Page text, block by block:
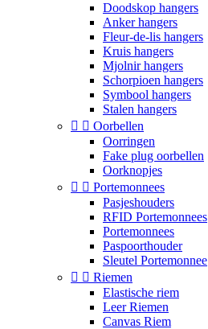
Doodskop hangers
Anker hangers
Fleur-de-lis hangers
Kruis hangers
Mjolnir hangers
Schorpioen hangers
Symbool hangers
Stalen hangers
  Oorbellen
Oorringen
Fake plug oorbellen
Oorknopjes
  Portemonnees
Pasjeshouders
RFID Portemonnees
Portemonnees
Paspoorthouder
Sleutel Portemonnee
  Riemen
Elastische riem
Leer Riemen
Canvas Riem